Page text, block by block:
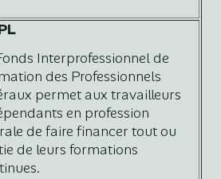
Interprofessionnel de
des Professionnels
permet aux travailleurs
en profession
de faire financer tout ou
de leurs formations